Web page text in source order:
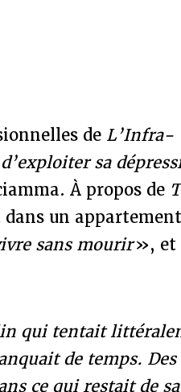
de L’Infra-
sa
À propos de
un
sans mourir», et
qui tentait
de temps. Des
ce qui restait de